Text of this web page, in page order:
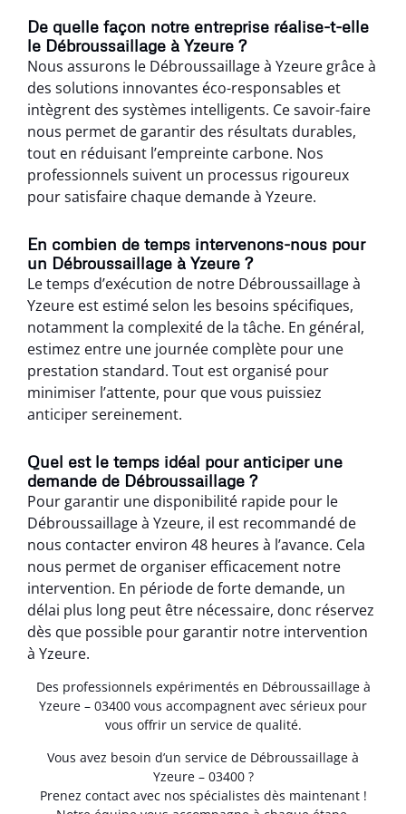
De quelle façon notre entreprise réalise-t-elle
le Débroussaillage à Yzeure ?
Nous assurons le Débroussaillage à Yzeure grâce à
des solutions innovantes éco-responsables et
intègrent des systèmes intelligents. Ce savoir-faire
nous permet de garantir des résultats durables,
tout en réduisant l’empreinte carbone. Nos
professionnels suivent un processus rigoureux
pour satisfaire chaque demande à Yzeure.
En combien de temps intervenons-nous pour
un Débroussaillage à Yzeure ?
Le temps d’exécution de notre Débroussaillage à
Yzeure est estimé selon les besoins spécifiques,
notamment la complexité de la tâche. En général,
estimez entre une journée complète pour une
prestation standard. Tout est organisé pour
minimiser l’attente, pour que vous puissiez
anticiper sereinement.
Quel est le temps idéal pour anticiper une
demande de Débroussaillage ?
Pour garantir une disponibilité rapide pour le
Débroussaillage à Yzeure, il est recommandé de
nous contacter environ 48 heures à l’avance. Cela
nous permet de organiser efficacement notre
intervention. En période de forte demande, un
délai plus long peut être nécessaire, donc réservez
dès que possible pour garantir notre intervention
à Yzeure.
Des professionnels expérimentés en Débroussaillage à
Yzeure – 03400 vous accompagnent avec sérieux pour
vous offrir un service de qualité.
Vous avez besoin d’un service de Débroussaillage à
Yzeure – 03400 ?
Prenez contact avec nos spécialistes dès maintenant !